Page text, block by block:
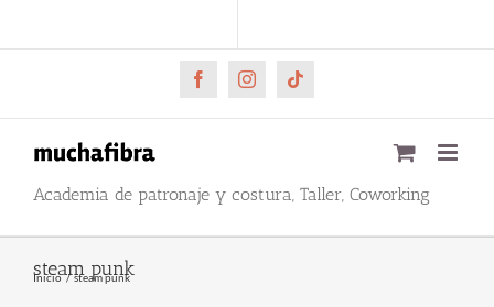
al
FacebookInstagramTiktok
Academia de patronaje y costura, Taller, Coworking
steam punk
Inicio steam punk